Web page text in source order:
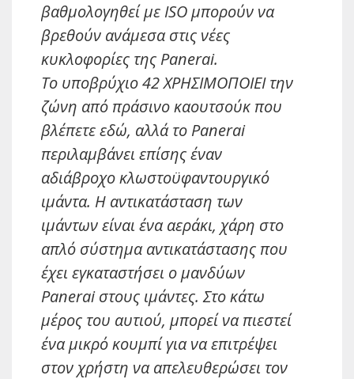
βαθμολογηθεί με ISO μπορούν να
βρεθούν ανάμεσα στις νέες
κυκλοφορίες της Panerai.
Το υποβρύχιο 42 ΧΡΗΣΙΜΟΠΟΙΕΙ την
ζώνη από πράσινο καουτσούκ που
βλέπετε εδώ, αλλά το Panerai
περιλαμβάνει επίσης έναν
αδιάβροχο κλωστοϋφαντουργικό
ιμάντα. Η αντικατάσταση των
ιμάντων είναι ένα αεράκι, χάρη στο
απλό σύστημα αντικατάστασης που
έχει εγκαταστήσει ο μανδύων
Panerai στους ιμάντες. Στο κάτω
μέρος του αυτιού, μπορεί να πιεστεί
ένα μικρό κουμπί για να επιτρέψει
στον χρήστη να απελευθερώσει τον